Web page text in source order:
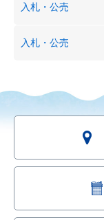
入札・公売
入札・公売